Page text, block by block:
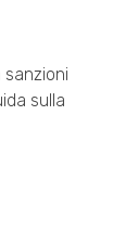
sulla